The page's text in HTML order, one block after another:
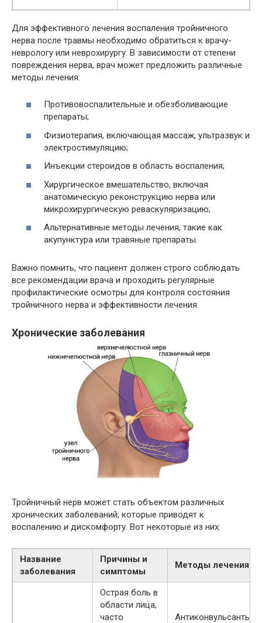
Для эффективного лечения воспаления тройничного
нерва после травмы необходимо обратиться к врачу-
неврологу или неврохирургу. В зависимости от степени
повреждения нерва, врач может предложить различные
методы лечения:
Противовоспалительные и обезболивающие
препараты;
Физиотерапия, включающая массаж, ультразвук и
электростимуляцию;
Инъекции стероидов в область воспаления;
Хирургическое вмешательство, включая
анатомическую реконструкцию нерва или
микрохирургическую реваскуляризацию;
Альтернативные методы лечения, такие как
акупунктура или травяные препараты.
Важно помнить, что пациент должен строго соблюдать
все рекомендации врача и проходить регулярные
профилактические осмотры для контроля состояния
тройничного нерва и эффективности лечения.
Хронические заболевания
Тройничный нерв может стать объектом различных
хронических заболеваний, которые приводят к
воспалению и дискомфорту. Вот некоторые из них:
Название
заболевания
Причины и
симптомы
Методы лечения
Острая боль в
области лица,
часто
Антиконвульсанты,